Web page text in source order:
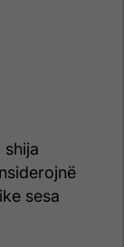
shija
sesa